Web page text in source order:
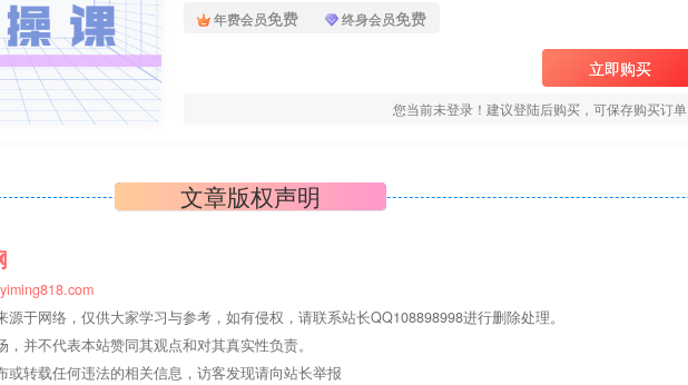
年费会员免费 终身会员免费
立即购买
您当前未登录！建议登陆后购买，可保存购买订单
文章版权声明
于网络，仅供大家学习与参考，如有侵权，请联系站长QQ108898998进行删除处理。
并不代表本站赞同其观点和对其真实性负责。
或转载任何违法的相关信息，访客发现请向站长举报